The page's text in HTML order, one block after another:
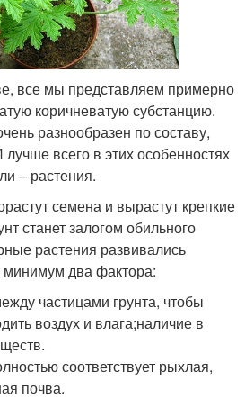
все мы представляем примерно
коричневатую субстанцию.
разнообразен по составу,
лучше всего в этих особенностях
– растения.
семена и вырастут крепкие
станет залогом обильного
растения развивались
два фактора:
частицами грунта, чтобы
воздух и влага;наличие в
соответствует рыхлая,
почва.